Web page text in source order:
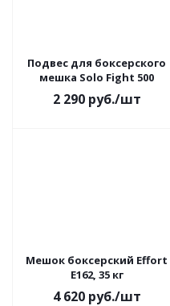
Подвес для боксерского
мешка Solo Fight 500
2 290руб./шт
Мешок боксерский Effort
E162, 35 кг
4 620руб./шт